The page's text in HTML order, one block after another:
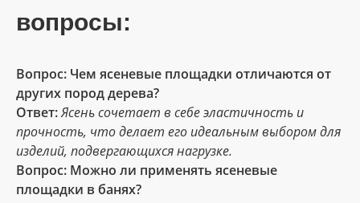
вопросы:
Вопрос: Чем ясеневые площадки отличаются от
других пород дерева?
Ответ:Ясень сочетает в себе эластичность и
прочность, что делает его идеальным выбором для
изделий, подвергающихся нагрузке.
Вопрос: Можно ли применять ясеневые
площадки в банях?